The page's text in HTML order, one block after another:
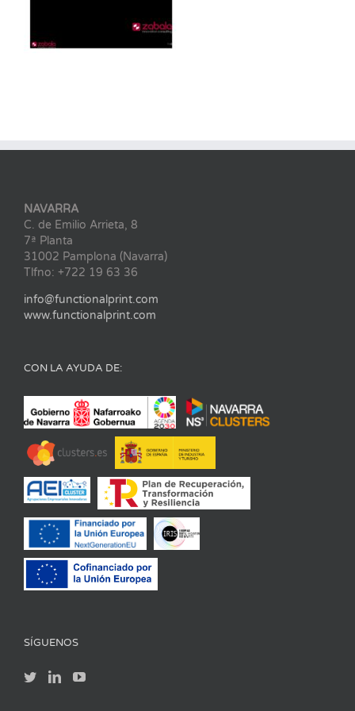
NAVARRA
C. de Emilio Arrieta, 8
7ª Planta
31002 Pamplona (Navarra)
Tlfno: +722 19 63 36
info@functionalprint.com
www.functionalprint.com
CON LA AYUDA DE:
SÍGUENOS